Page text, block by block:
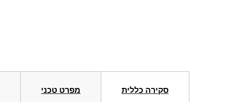
סקירה כללית מפרט טכני